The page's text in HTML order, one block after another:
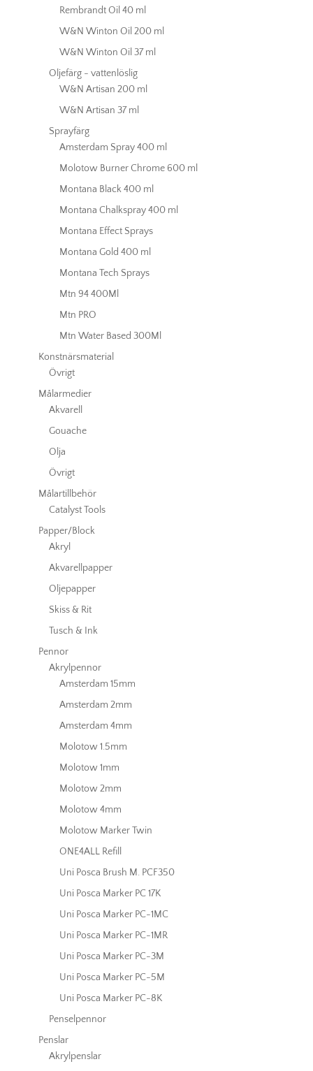
Rembrandt Oil 40 ml
W&N Winton Oil 200 ml
W&N Winton Oil 37 ml
Oljefärg - vattenlöslig
W&N Artisan 200 ml
W&N Artisan 37 ml
Sprayfärg
Amsterdam Spray 400 ml
Molotow Burner Chrome 600 ml
Montana Black 400 ml
Montana Chalkspray 400 ml
Montana Effect Sprays
Montana Gold 400 ml
Montana Tech Sprays
Mtn 94 400Ml
Mtn PRO
Mtn Water Based 300Ml
Konstnärsmaterial
Övrigt
Målarmedier
Akvarell
Gouache
Olja
Övrigt
Målartillbehör
Catalyst Tools
Papper/Block
Akryl
Akvarellpapper
Oljepapper
Skiss & Rit
Tusch & Ink
Pennor
Akrylpennor
Amsterdam 15mm
Amsterdam 2mm
Amsterdam 4mm
Molotow 1.5mm
Molotow 1mm
Molotow 2mm
Molotow 4mm
Molotow Marker Twin
ONE4ALL Refill
Uni Posca Brush M. PCF350
Uni Posca Marker PC 17K
Uni Posca Marker PC-1MC
Uni Posca Marker PC-1MR
Uni Posca Marker PC-3M
Uni Posca Marker PC-5M
Uni Posca Marker PC-8K
Penselpennor
Penslar
Akrylpenslar